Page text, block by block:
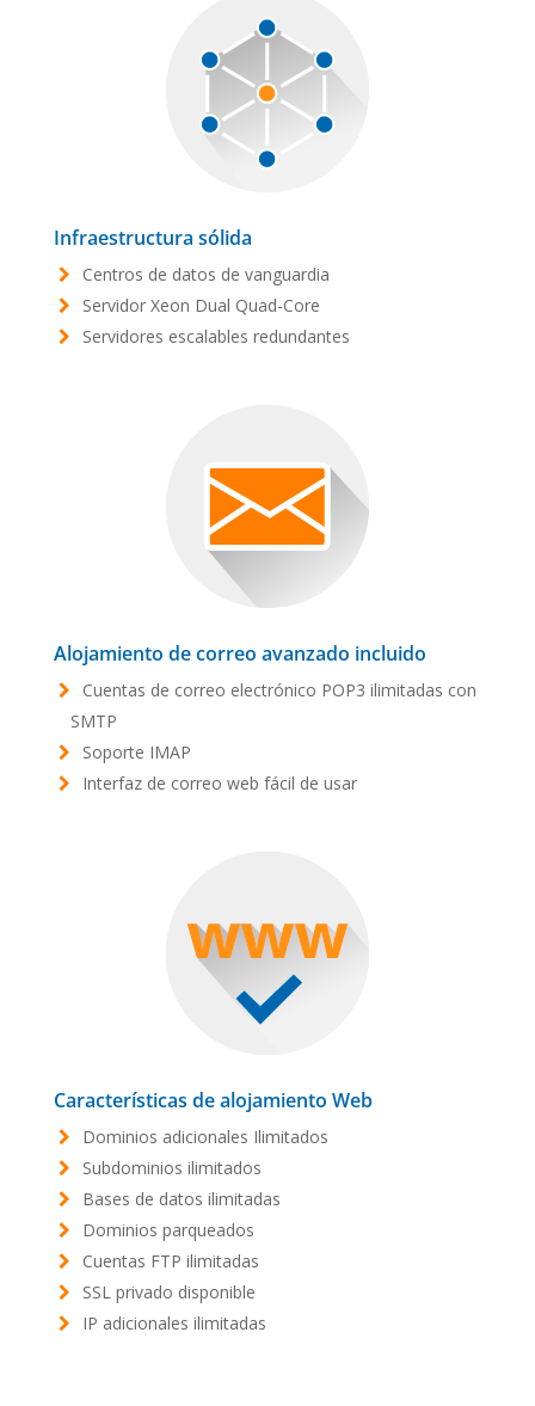
Infraestructura sólida
Centros de datos de vanguardia
Servidor Xeon Dual Quad-Core
Servidores escalables redundantes
Alojamiento de correo avanzado incluido
Cuentas de correo electrónico POP3 ilimitadas con
SMTP
Soporte IMAP
Interfaz de correo web fácil de usar
Características de alojamiento Web
Dominios adicionales Ilimitados
Subdominios ilimitados
Bases de datos ilimitadas
Dominios parqueados
Cuentas FTP ilimitadas
SSL privado disponible
IP adicionales ilimitadas